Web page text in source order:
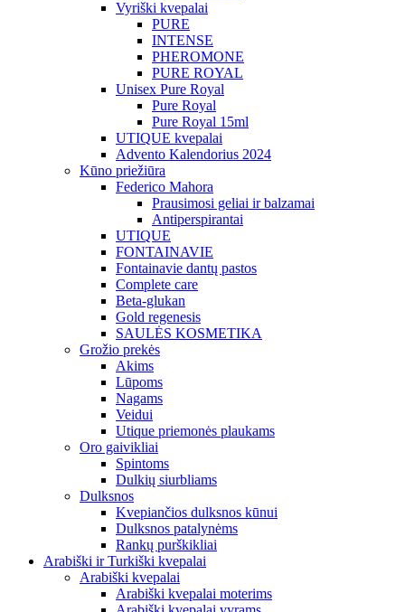
Vyriški kvepalai
PURE
INTENSE
PHEROMONE
PURE ROYAL
Unisex Pure Royal
Pure Royal
Pure Royal 15ml
UTIQUE kvepalai
Advento Kalendorius 2024
Kūno priežiūra
Federico Mahora
Prausimosi geliai ir balzamai
Antiperspirantai
UTIQUE
FONTAINAVIE
Fontainavie dantų pastos
Complete care
Beta-glukan
Gold regenesis
SAULĖS KOSMETIKA
Grožio prekės
Akims
Lūpoms
Nagams
Veidui
Utique priemonės plaukams
Oro gaivikliai
Spintoms
Dulkių siurbliams
Dulksnos
Kvepiančios dulksnos kūnui
Dulksnos patalynėms
Rankų purškikliai
Arabiški ir Turkiški kvepalai
Arabiški kvepalai
Arabiški kvepalai moterims